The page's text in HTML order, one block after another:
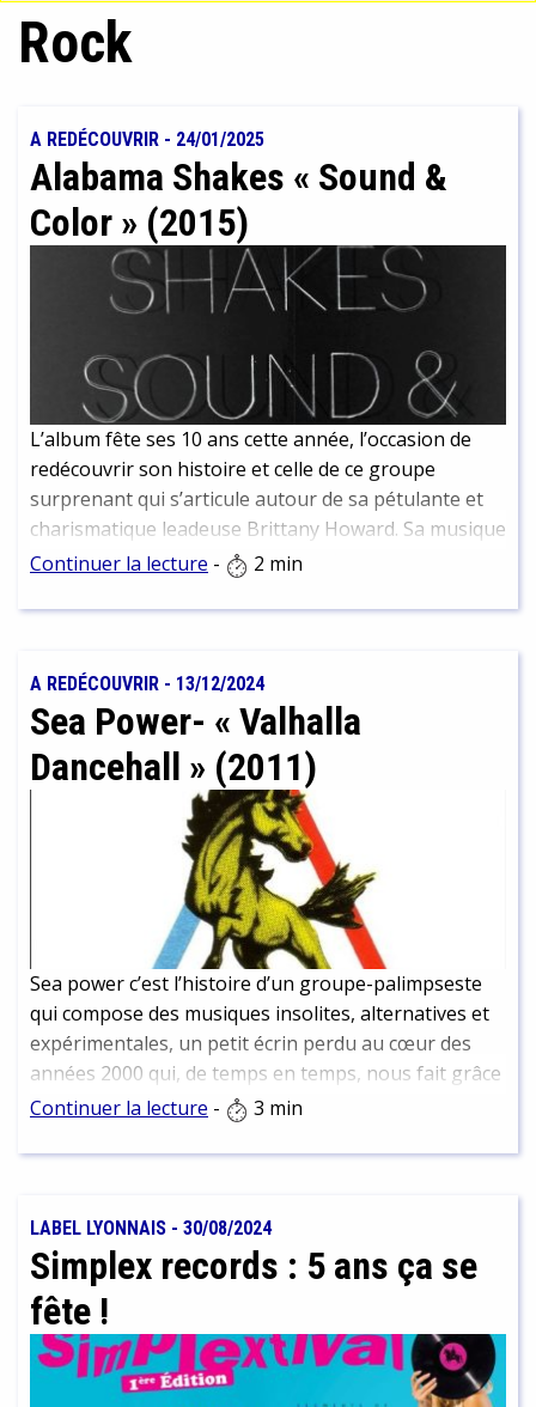
Rock
A REDÉCOUVRIR - 24/01/2025
Alabama Shakes « Sound &
Color » (2015)
L’album fête ses 10 ans cette année, l’occasion de
redécouvrir son histoire et celle de ce groupe
surprenant qui s’articule autour de sa pétulante et
charismatique leadeuse Brittany Howard. Sa musique
s'inspire d’un ensemble d’influences et d’hommages
somme.
Continuer la lecture - 2 min
A REDÉCOUVRIR - 13/12/2024
Sea Power- « Valhalla
Dancehall » (2011)
Sea power c’est l’histoire d’un groupe-palimpseste
qui compose des musiques insolites, alternatives et
expérimentales, un petit écrin perdu au cœur des
années 2000 qui, de temps en temps, nous fait grâce
d'un album aussi original que fascinant… Un groupe
Continuer la lecture - 3 min
LABEL LYONNAIS - 30/08/2024
Simplex records : 5 ans ça se
fête !